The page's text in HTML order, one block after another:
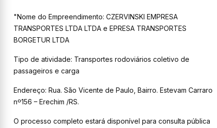
"Nome do Empreendimento: CZERVINSKI EMPRESA
TRANSPORTES LTDA LTDA e EPRESA TRANSPORTES
BORGETUR LTDA
Tipo de atividade: Transportes rodoviários coletivo de
passageiros e carga
Endereço: Rua. São Vicente de Paulo, Bairro. Estevam Carraro
nº156 – Erechim /RS.
O processo completo estará disponível para consulta pública